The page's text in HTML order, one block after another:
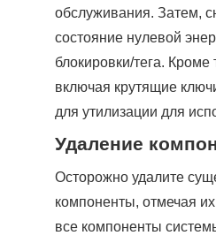
обслуживания. Затем,
состояние нулевой
блокировки/тега.
включая крутящие
для утилизации для
Удаление
Осторожно удалите
компоненты, отмечая
все компоненты